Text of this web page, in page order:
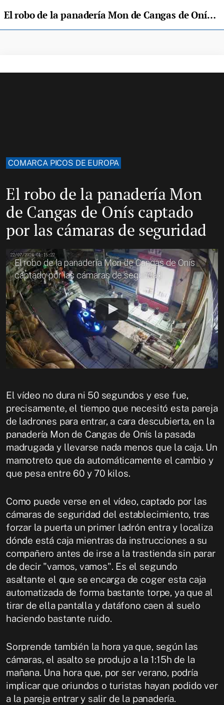
El robo de la panadería Mon de Cangas de Onís captado por las cámaras de seguridad
COMARCA PICOS DE EUROPA
El robo de la panadería Mon
de Cangas de Onís captado
por las cámaras de seguridad
El robo de la panadería Mon de Cangas de Onís
captado por las cámaras de seguridad
El vídeo no dura ni 50 segundos y ese fue,
precisamente, el tiempo que necesitó esta pareja
de ladrones para entrar, a cara descubierta, en la
panadería Mon de Cangas de Onís la pasada
madrugada y llevarse nada menos que la caja. Un
mamotreto que da automáticamente el cambio y
que pesa entre 60 y 70 kilos.
Como puede verse en el vídeo, captado por las
cámaras de seguridad del establecimiento, tras
forzar la puerta un primer ladrón entra y localiza
dónde está caja mientras da instrucciones a su
compañero antes de irse a la trastienda sin parar
de decir "vamos, vamos". Es el segundo
asaltante el que se encarga de coger esta caja
automatizada de forma bastante torpe, ya que al
tirar de ella pantalla y datáfono caen al suelo
haciendo bastante ruido.
Sorprende también la hora ya que, según las
cámaras, el asalto se produjo a la 1:15h de la
mañana. Una hora que, por ser verano, podría
implicar que oriundos o turistas hayan podido ver
a la pareja entrar y salir de la panadería.